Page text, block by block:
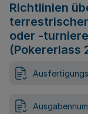
Richtlinien
oder -
(Pokererlass